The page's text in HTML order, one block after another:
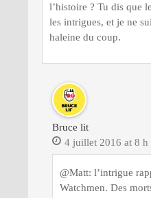
l’histoire ? Tu dis que
les intrigues, et je ne
haleine du coup.
Bruce lit
4 juillet 2016 at 8 h
@Matt: l’intrigue
Watchmen. Des